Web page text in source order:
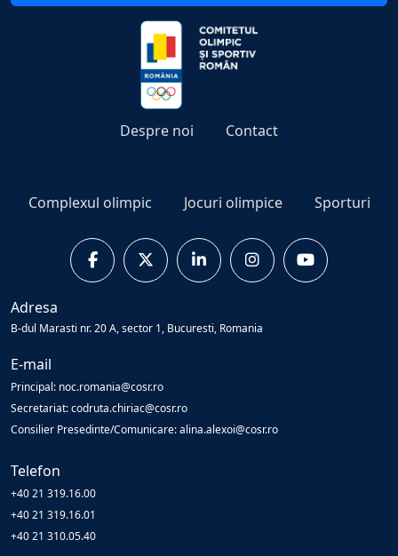
Despre noi Contact
Complexul olimpic Jocuri olimpice Sporturi
Adresa
B-dul Marasti nr. 20 A, sector 1, Bucuresti, Romania
E-mail
Principal: noc.romania@cosr.ro
Secretariat: codruta.chiriac@cosr.ro
Consilier Presedinte/Comunicare: alina.alexoi@cosr.ro
Telefon
+40 21 319.16.00
+40 21 319.16.01
+40 21 310.05.40